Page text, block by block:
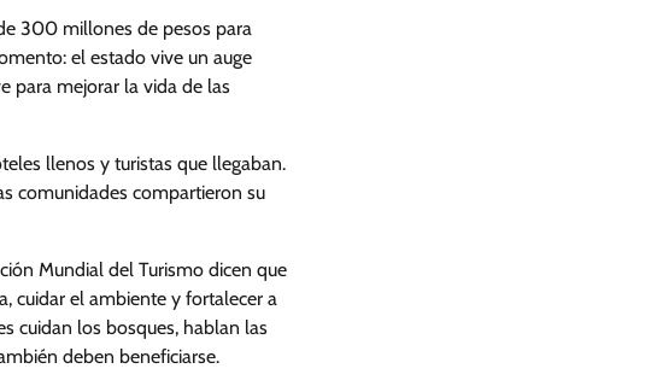
300 millones de pesos para
el estado vive un auge
para mejorar la vida de las
llenos y turistas que llegaban.
comunidades compartieron su
Mundial del Turismo dicen que
cuidar el ambiente y fortalecer a
cuidan los bosques, hablan las
deben beneficiarse.